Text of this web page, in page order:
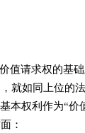
值请求权的基
就如同上位的
本权利作为“
：